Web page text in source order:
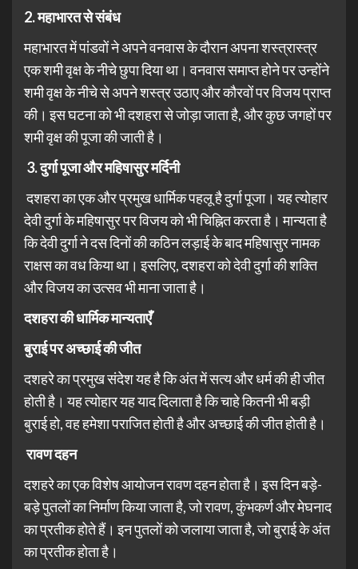
2. महाभारत से संबंध
महाभारत में पांडवों ने अपने वनवास के दौरान अपना शस्त्रास्त्र
एक शमी वृक्ष के नीचे छुपा दिया था। वनवास समाप्त होने पर उन्होंने
शमी वृक्ष के नीचे से अपने शस्त्र उठाए और कौरवों पर विजय प्राप्त
की। इस घटना को भी दशहरा से जोड़ा जाता है, और कुछ जगहों पर
शमी वृक्ष की पूजा की जाती है।
3. दुर्गा पूजा और महिषासुर मर्दिनी
दशहरा का एक और प्रमुख धार्मिक पहलू है दुर्गा पूजा। यह त्योहार
देवी दुर्गा के महिषासुर पर विजय को भी चिह्नित करता है। मान्यता है
कि देवी दुर्गा ने दस दिनों की कठिन लड़ाई के बाद महिषासुर नामक
राक्षस का वध किया था। इसलिए, दशहरा को देवी दुर्गा की शक्ति
और विजय का उत्सव भी माना जाता है।
दशहरा की धार्मिक मान्यताएँ
बुराई पर अच्छाई की जीत
दशहरे का प्रमुख संदेश यह है कि अंत में सत्य और धर्म की ही जीत
होती है। यह त्योहार यह याद दिलाता है कि चाहे कितनी भी बड़ी
बुराई हो, वह हमेशा पराजित होती है और अच्छाई की जीत होती है।
रावण दहन
दशहरे का एक विशेष आयोजन रावण दहन होता है। इस दिन बड़े-
बड़े पुतलों का निर्माण किया जाता है, जो रावण, कुंभकर्ण और मेघनाद
का प्रतीक होते हैं। इन पुतलों को जलाया जाता है, जो बुराई के अंत
का प्रतीक होता है।